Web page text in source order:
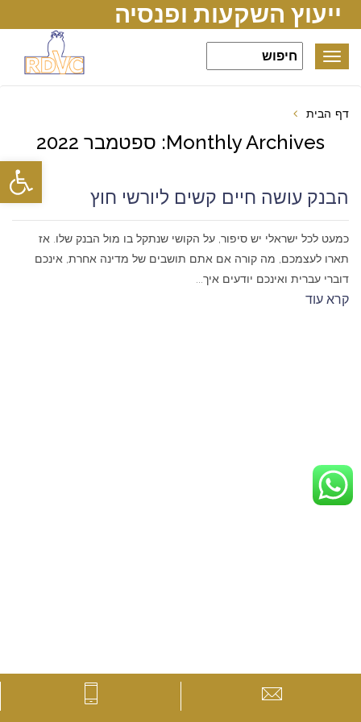
פתח
ייעוץ השקעות ופנסיה
Toggle
דף הבית
Monthly Archives: ספטמבר 2022
הבנק עושה חיים קשים ליורשי חוץ
כמעט לכל ישראלי יש סיפור, על הקושי שנתקל בו מול הבנק שלו. אז
תארו לעצמכם, מה קורה אם אתם תושבים של מדינה אחרת, אינכם
דוברי עברית ואינכם יודעים איך...
קרא עוד